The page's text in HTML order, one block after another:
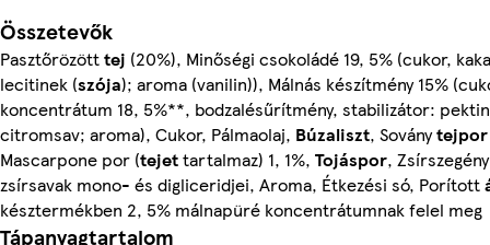
Összetevők
Pasztőrözötttej (20%), Minőségi csokoládé 19, 5% (cukor,
lecitinek (szója); aroma (vanilin)), Málnás készítmény 15%
koncentrátum 18, 5%**, bodzalésűrítmény, stabilizátor:
citromsav; aroma), Cukor, Pálmaolaj, Búzaliszt, Soványtejpor
Mascarpone por (tejettartalmaz) 1, 1%, Tojáspor,
zsírsavak mono- és digliceridjei, Aroma, Étkezési só, Porított
késztermékben 2, 5% málnapüré koncentrátumnak felel meg
Tápanyagtartalom